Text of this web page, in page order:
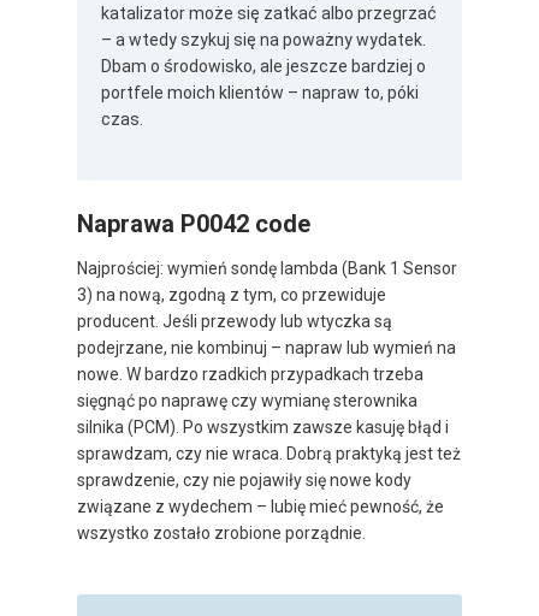
katalizator może się zatkać albo przegrzać
– a wtedy szykuj się na poważny wydatek.
Dbam o środowisko, ale jeszcze bardziej o
portfele moich klientów – napraw to, póki
czas.
Naprawa P0042 code
Najprościej: wymień sondę lambda (Bank 1 Sensor
3) na nową, zgodną z tym, co przewiduje
producent. Jeśli przewody lub wtyczka są
podejrzane, nie kombinuj – napraw lub wymień na
nowe. W bardzo rzadkich przypadkach trzeba
sięgnąć po naprawę czy wymianę sterownika
silnika (PCM). Po wszystkim zawsze kasuję błąd i
sprawdzam, czy nie wraca. Dobrą praktyką jest też
sprawdzenie, czy nie pojawiły się nowe kody
związane z wydechem – lubię mieć pewność, że
wszystko zostało zrobione porządnie.